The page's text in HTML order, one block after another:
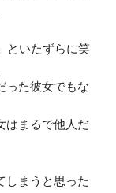
といたずらに笑
った彼女でもな
はまるで他人だ
しまうと思った